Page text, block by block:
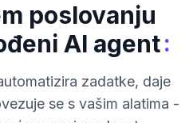
poslovanju
AI agent:
zadatke, daje
se s vašim alatima -